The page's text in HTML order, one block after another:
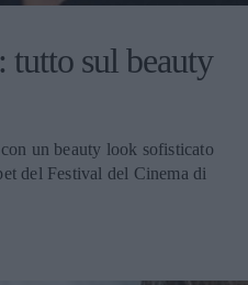
tutto sul beauty
un beauty look sofisticato
del Festival del Cinema di